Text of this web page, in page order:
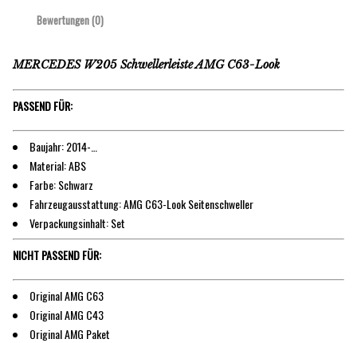
Bewertungen (0)
MERCEDES W205 Schwellerleiste AMG C63-Look
PASSEND FÜR:
Baujahr: 2014-…
Material: ABS
Farbe: Schwarz
Fahrzeugausstattung: AMG C63-Look Seitenschweller
Verpackungsinhalt: Set
NICHT PASSEND FÜR:
Original AMG C63
Original AMG C43
Original AMG Paket